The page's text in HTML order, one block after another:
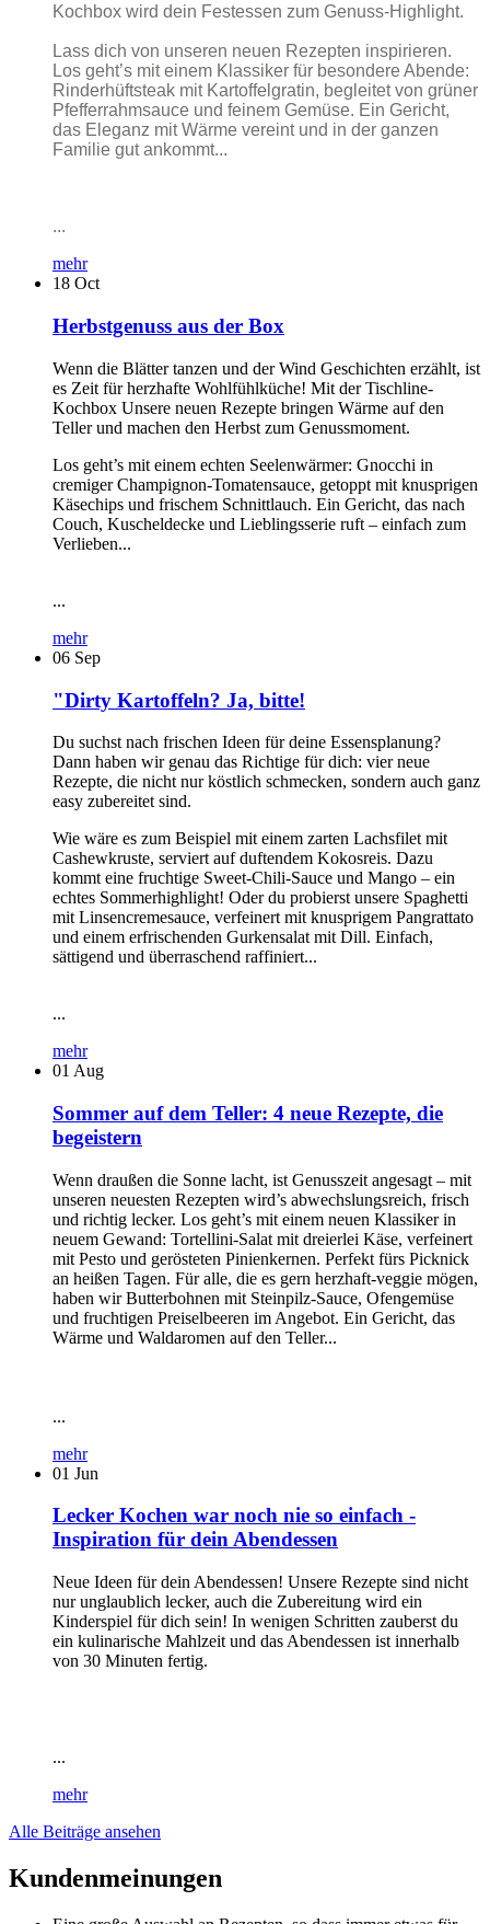
Kochbox wird dein Festessen zum Genuss-Highlight.
Lass dich von unseren neuen Rezepten inspirieren.
Los geht’s mit einem Klassiker für besondere Abende:
Rinderhüftsteak mit Kartoffelgratin, begleitet von grüner
Pfefferrahmsauce und feinem Gemüse. Ein Gericht,
das Eleganz mit Wärme vereint und in der ganzen
Familie gut ankommt...
...
mehr
18 Oct
Herbstgenuss aus der Box
Wenn die Blätter tanzen und der Wind Geschichten erzählt, ist
es Zeit für herzhafte Wohlfühlküche! Mit der Tischline-
Kochbox Unsere neuen Rezepte bringen Wärme auf den
Teller und machen den Herbst zum Genussmoment.
Los geht’s mit einem echten Seelenwärmer: Gnocchi in
cremiger Champignon-Tomatensauce, getoppt mit knusprigen
Käsechips und frischem Schnittlauch. Ein Gericht, das nach
Couch, Kuscheldecke und Lieblingsserie ruft – einfach zum
Verlieben...
...
mehr
06 Sep
"Dirty Kartoffeln? Ja, bitte!
Du suchst nach frischen Ideen für deine Essensplanung?
Dann haben wir genau das Richtige für dich: vier neue
Rezepte, die nicht nur köstlich schmecken, sondern auch ganz
easy zubereitet sind.
Wie wäre es zum Beispiel mit einem zarten Lachsfilet mit
Cashewkruste, serviert auf duftendem Kokosreis. Dazu
kommt eine fruchtige Sweet-Chili-Sauce und Mango – ein
echtes Sommerhighlight! Oder du probierst unsere Spaghetti
mit Linsencremesauce, verfeinert mit knusprigem Pangrattato
und einem erfrischenden Gurkensalat mit Dill. Einfach,
sättigend und überraschend raffiniert...
...
mehr
01 Aug
Sommer auf dem Teller: 4 neue Rezepte, die
begeistern
Wenn draußen die Sonne lacht, ist Genusszeit angesagt – mit
unseren neuesten Rezepten wird’s abwechslungsreich, frisch
und richtig lecker. Los geht’s mit einem neuen Klassiker in
neuem Gewand: Tortellini-Salat mit dreierlei Käse, verfeinert
mit Pesto und gerösteten Pinienkernen. Perfekt fürs Picknick
an heißen Tagen. Für alle, die es gern herzhaft-veggie mögen,
haben wir Butterbohnen mit Steinpilz-Sauce, Ofengemüse
und fruchtigen Preiselbeeren im Angebot. Ein Gericht, das
Wärme und Waldaromen auf den Teller...
...
mehr
01 Jun
Lecker Kochen war noch nie so einfach -
Inspiration für dein Abendessen
Neue Ideen für dein Abendessen! Unsere Rezepte sind nicht
nur unglaublich lecker, auch die Zubereitung wird ein
Kinderspiel für dich sein! In wenigen Schritten zauberst du
ein kulinarische Mahlzeit und das Abendessen ist innerhalb
von 30 Minuten fertig.
...
mehr
Alle Beiträge ansehen
Kundenmeinungen